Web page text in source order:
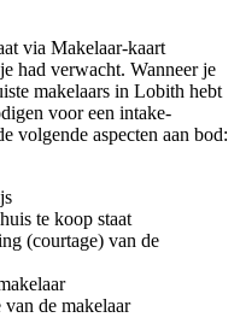
via Makelaar-kaart
had verwacht. Wanneer je
makelaars in Lobith hebt
voor een intake-
volgende aspecten aan bod:
te koop staat
(courtage) van de
de makelaar